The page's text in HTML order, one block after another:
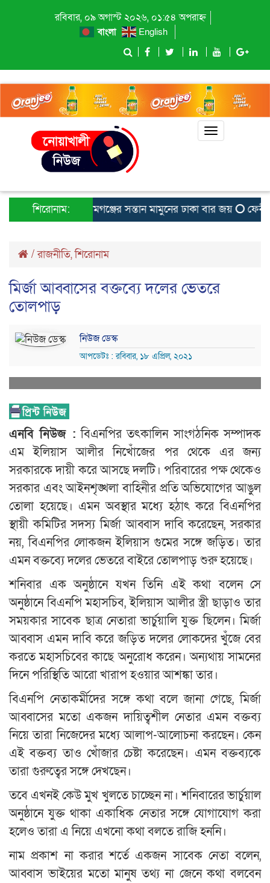
রবিবার, ০৯ অগাস্ট ২০২৬, ০১:৫৪ অপরাহ্ন
বাংলা English
Toggle
শিরোনাম:বেগমগঞ্জের সন্তান মামুনের ঢাকা বার জয় ফেনীতে
/রাজনীতি,শিরোনাম
মির্জা আব্বাসের বক্তব্যে দলের ভেতরে
তোলপাড়
নিউজ ডেস্ক
আপডেটঃ : রবিবার, ১৮ এপ্রিল, ২০২১
এনবি নিউজ : বিএনপির তৎকালিন সাংগঠনিক সম্পাদক
এম ইলিয়াস আলীর নিখোঁজের পর থেকে এর জন্য
সরকারকে দায়ী করে আসছে দলটি। পরিবারের পক্ষ থেকেও
সরকার এবং আইনশৃঙ্খলা বাহিনীর প্রতি অভিযোগের আঙুল
তোলা হয়েছে। এমন অবস্থার মধ্যে হঠাৎ করে বিএনপির
স্থায়ী কমিটির সদস্য মির্জা আব্বাস দাবি করেছেন, সরকার
নয়, বিএনপির লোকজন ইলিয়াস গুমের সঙ্গে জড়িত। তার
এমন বক্তব্যে দলের ভেতরে বাইরে তোলপাড় শুরু হয়েছে।
শনিবার এক অনুষ্ঠানে যখন তিনি এই কথা বলেন সে
অনুষ্ঠানে বিএনপি মহাসচিব, ইলিয়াস আলীর স্ত্রী ছাড়াও তার
সময়কার সাবেক ছাত্র নেতারা ভার্চুয়ালি যুক্ত ছিলেন। মির্জা
আব্বাস এমন দাবি করে জড়িত দলের লোকদের খুঁজে বের
করতে মহাসচিবের কাছে অনুরোধ করেন। অন্যথায় সামনের
দিনে পরিস্থিতি আরো খারাপ হওয়ার আশঙ্কা তার।
বিএনপি নেতাকর্মীদের সঙ্গে কথা বলে জানা গেছে, মির্জা
আব্বাসের মতো একজন দায়িত্বশীল নেতার এমন বক্তব্য
নিয়ে তারা নিজেদের মধ্যে আলাপ-আলোচনা করছেন। কেন
এই বক্তব্য তাও খোঁজার চেষ্টা করেছেন। এমন বক্তব্যকে
তারা গুরুত্বের সঙ্গে দেখছেন।
তবে এখনই কেউ মুখ খুলতে চাচ্ছেন না। শনিবারের ভার্চুয়াল
অনুষ্ঠানে যুক্ত থাকা একাধিক নেতার সঙ্গে যোগাযোগ করা
হলেও তারা এ নিয়ে এখনো কথা বলতে রাজি হননি।
নাম প্রকাশ না করার শর্তে একজন সাবেক নেতা বলেন,
আব্বাস ভাইয়ের মতো মানুষ তথ্য না জেনে কথা বলবেন